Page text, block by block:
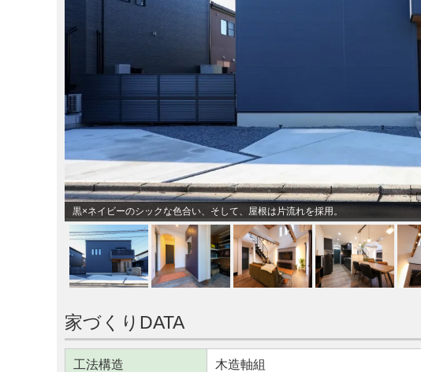
黒×ネイビーのシックな色合い、そして、屋根は片流れを採用。
家づくりDATA
工法構造 木造軸組